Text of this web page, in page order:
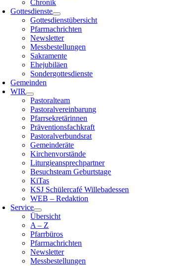
Chronik
Gottesdienste
Gottesdienstübersicht
Pfarrnachrichten
Newsletter
Messbestellungen
Sakramente
Ehejubiläen
Sondergottesdienste
Gemeinden
WIR
Pastoralteam
Pastoralvereinbarung
Pfarrsekretärinnen
Präventionsfachkraft
Pastoralverbundsrat
Gemeinderäte
Kirchenvorstände
Liturgieansprechpartner
Besuchsteam Geburtstage
KiTas
KSJ Schülercafé Willebadessen
WEB – Redaktion
Service
Übersicht
A – Z
Pfarrbüros
Pfarrnachrichten
Newsletter
Messbestellungen